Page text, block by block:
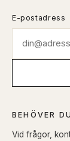
E-postadress
BEHÖVER
Vid frågor,